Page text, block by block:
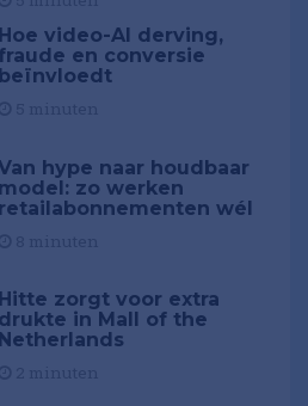
Hoe video-AI derving,
fraude en conversie
beïnvloedt
hype naar houdbaar
model: zo werken
retailabonnementen wél
Hitte zorgt voor extra
drukte in Mall of the
Netherlands